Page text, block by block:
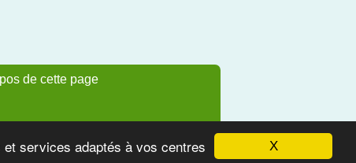
X
services adaptés à vos centres
de cette page